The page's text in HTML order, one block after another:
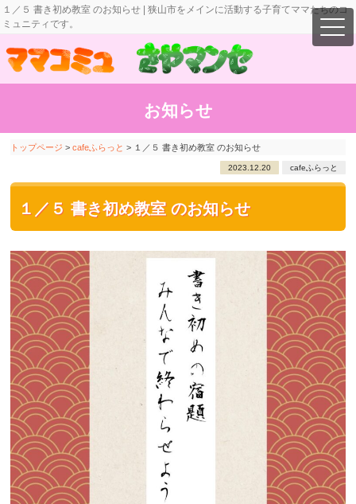
１／５ 書き初め教室 のお知らせ | 狭山市をメインに活動する子育てママたちのコ
ミュニティです。
お知らせ
トップページ >cafeふらっと > １／５ 書き初め教室 のお知らせ
2023.12.20 cafeふらっと
１／５ 書き初め教室 のお知らせ